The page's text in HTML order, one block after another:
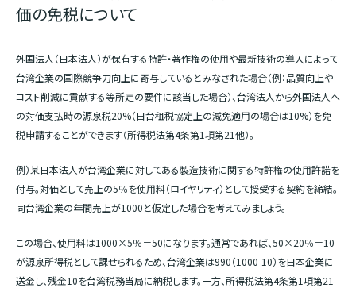
価の免税について
外国法人（日本法人）が保有する特許・著作権の使用や最新技術の導入によって
台湾企業の国際競争力向上に寄与しているとみなされた場合（例：品質向上や
コスト削減に貢献する等所定の要件に該当した場合）、台湾法人から外国法人へ
の対価支払時の源泉税20%（日台租税協定上の減免適用の場合は10%）を免
税申請することができます（所得税法第4条第1項第21他）。
例）某日本法人が台湾企業に対してある製造技術に関する特許権の使用許諾を
付与。対価として売上の5％を使用料（ロイヤリティ）として授受する契約を締結。
同台湾企業の年間売上が1000と仮定した場合を考えてみましょう。
この場合、使用料は1000×5％＝50になります。通常であれば、50×20％＝10
が源泉所得税として課せられるため、台湾企業は990（1000-10）を日本企業に
送金し、残金10を台湾税務当局に納税します。一方、所得税法第4条第1項第21